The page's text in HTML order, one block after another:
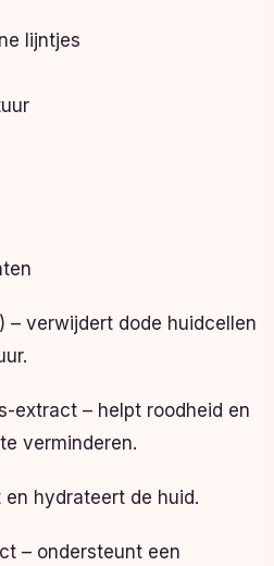
lijntjes
– verwijdert dode huidcellen
extract – helpt roodheid en
verminderen.
en hydrateert de huid.
– ondersteunt een